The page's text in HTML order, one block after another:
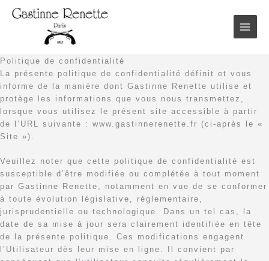
Aller
Politique de confidentialité
La présente politique de confidentialité définit et vous
informe de la manière dont Gastinne Renette utilise et
protège les informations que vous nous transmettez,
lorsque vous utilisez le présent site accessible à partir
de l’URL suivante : www.gastinnerenette.fr (ci-après le «
Site »).
Veuillez noter que cette politique de confidentialité est
susceptible d’être modifiée ou complétée à tout moment
par Gastinne Renette, notamment en vue de se conformer
à toute évolution législative, réglementaire,
jurisprudentielle ou technologique. Dans un tel cas, la
date de sa mise à jour sera clairement identifiée en tête
de la présente politique. Ces modifications engagent
l’Utilisateur dès leur mise en ligne. Il convient par